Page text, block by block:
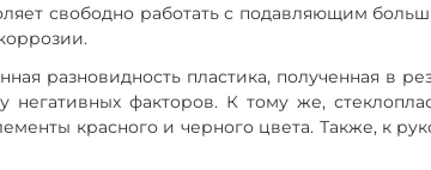
свободно работать с подавляющим
разновидность пластика, полученная в
факторов. К тому же,
красного и черного цвета. Также, к